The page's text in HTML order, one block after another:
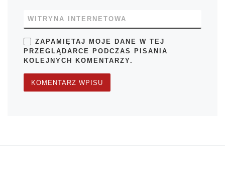
WITRYNA INTERNETOWA
ZAPAMIĘTAJ MOJE DANE W TEJ
PRZEGLĄDARCE PODCZAS PISANIA
KOLEJNYCH KOMENTARZY.